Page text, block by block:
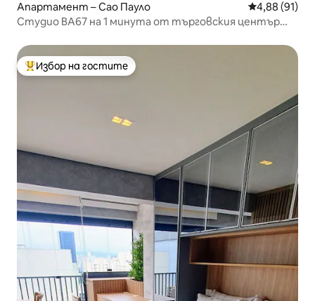
Апартамент – Сао Пауло Средна
4,88 (91)
Студио BA67 на 1 минута от търговския център
Най-популярен избор на гостите
Избор на гостите